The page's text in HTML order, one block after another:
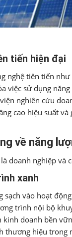
tiến hiện đại
nghệ tiên tiến
việc sử dụng
nghiên cứu
cao hiệu suất và
về năng
doanh nghiệp và
xanh
vào hoạt
trình nội bộ
doanh bền
thương hiệu trong